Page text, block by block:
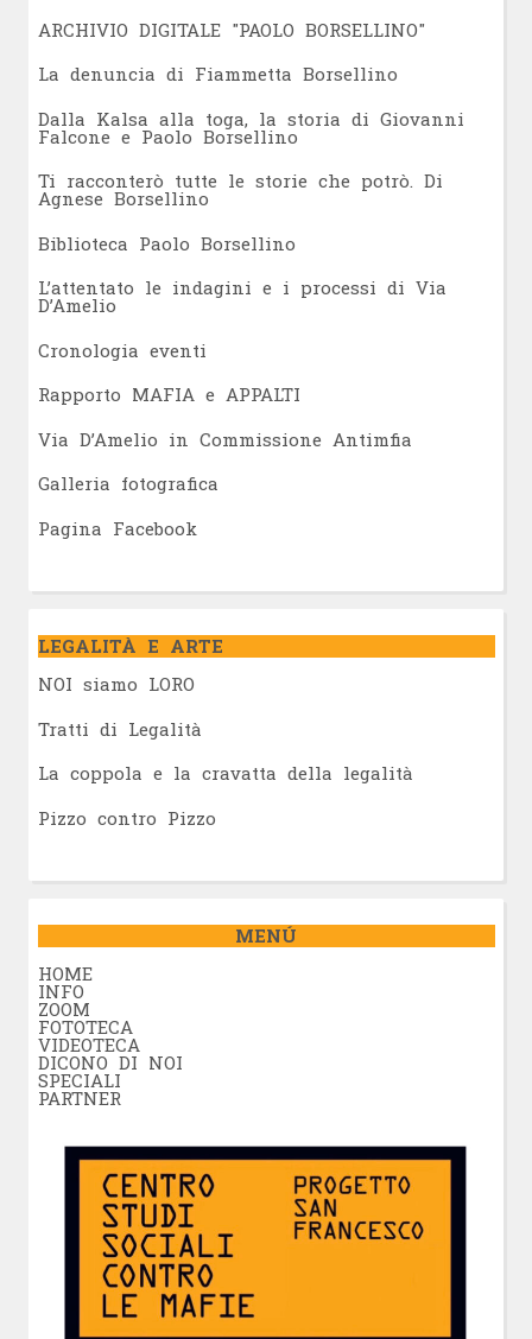
ARCHIVIO DIGITALE "PAOLO BORSELLINO"
La denuncia di Fiammetta Borsellino
Dalla Kalsa alla toga, la storia di Giovanni
Falcone e Paolo Borsellino
Ti racconterò tutte le storie che potrò. Di
Agnese Borsellino
Biblioteca Paolo Borsellino
L’attentato le indagini e i processi di Via
D’Amelio
Cronologia eventi
Rapporto MAFIA e APPALTI
Via D’Amelio in Commissione Antimfia
Galleria fotografica
Pagina Facebook
LEGALITÀ E ARTE
NOI siamo LORO
Tratti di Legalità
La coppola e la cravatta della legalità
Pizzo contro Pizzo
MENÚ
HOME
INFO
ZOOM
FOTOTECA
VIDEOTECA
DICONO DI NOI
SPECIALI
PARTNER